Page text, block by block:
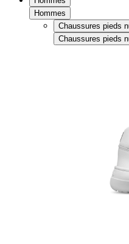
Hommes
Chaussures pieds
Chaussures pieds